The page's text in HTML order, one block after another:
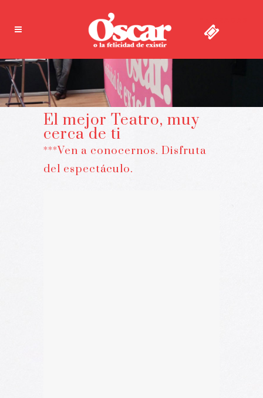
El mejor Teatro, muy
cerca de ti
***Ven a conocernos. Disfruta
del espectáculo.